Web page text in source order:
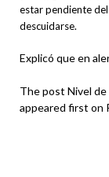
estar pendiente
descuidarse.
Explicó que en
The post Nivel de
appeared first on